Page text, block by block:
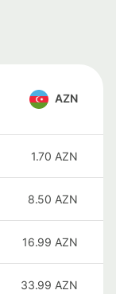
AZN
1.70 AZN
8.50 AZN
16.99 AZN
33.99 AZN